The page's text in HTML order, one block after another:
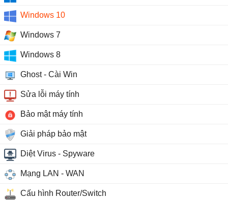
Windows 10
Windows 7
Windows 8
Ghost - Cài Win
Sửa lỗi máy tính
Bảo mật máy tính
Giải pháp bảo mật
Diệt Virus - Spyware
Mạng LAN - WAN
Cấu hình Router/Switch